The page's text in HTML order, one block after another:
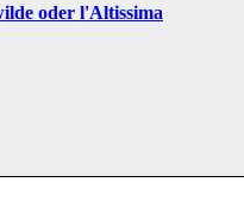
oder l'Altissima